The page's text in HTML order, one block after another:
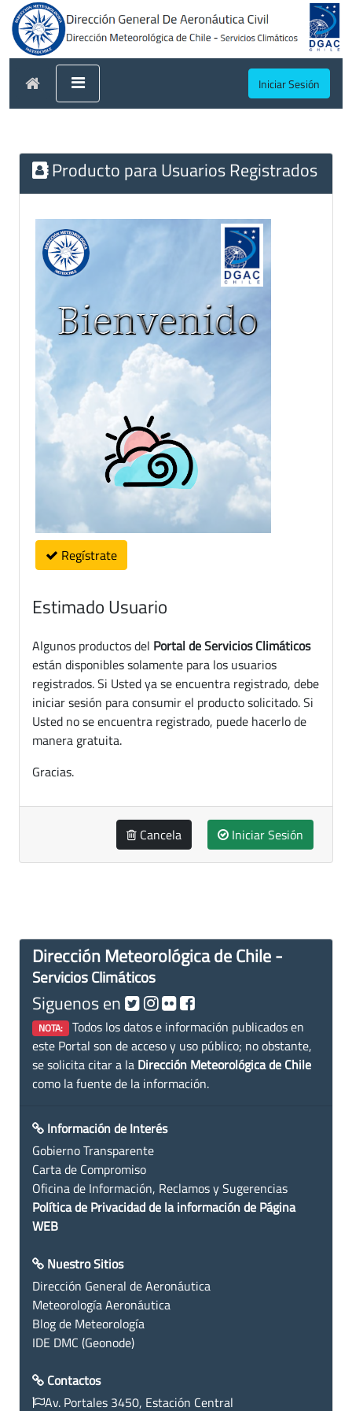
Iniciar Sesión
Producto para Usuarios Registrados
Regístrate
Estimado Usuario
Algunos productos del Portal de Servicios Climáticos
están disponibles solamente para los usuarios
registrados. Si Usted ya se encuentra registrado, debe
iniciar sesión para consumir el producto solicitado. Si
Usted no se encuentra registrado, puede hacerlo de
manera gratuita.
Gracias.
Cancela Iniciar Sesión
Dirección Meteorológica de Chile -
Servicios Climáticos
Siguenos en
NOTA: Todos los datos e información publicados en
este Portal son de acceso y uso público; no obstante,
se solicita citar a la Dirección Meteorológica de Chile
como la fuente de la información.
Información de Interés
Gobierno Transparente
Carta de Compromiso
Oficina de Información, Reclamos y Sugerencias
Política de Privacidad de la información de Página
WEB
Nuestro Sitios
Dirección General de Aeronáutica
Meteorología Aeronáutica
Blog de Meteorología
IDE DMC (Geonode)
Contactos
Av. Portales 3450, Estación Central